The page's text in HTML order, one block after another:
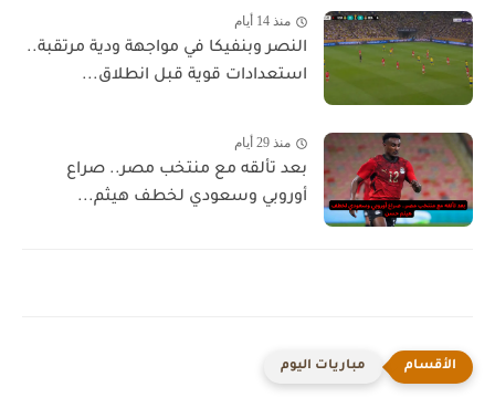
منذ 14 أيام
النصر وبنفيكا في مواجهة ودية مرتقبة..
استعدادات قوية قبل انطلاق...
منذ 29 أيام
بعد تألقه مع منتخب مصر.. صراع
أوروبي وسعودي لخطف هيثم...
مباريات اليوم